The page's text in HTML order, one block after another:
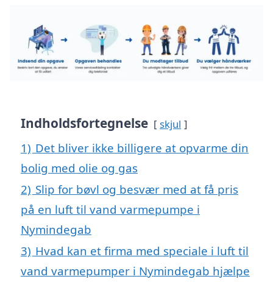
Indholdsfortegnelse skjul
1) Det bliver ikke billigere at opvarme din
bolig med olie og gas
2) Slip for bøvl og besvær med at få pris
på en luft til vand varmepumpe i
Nymindegab
3) Hvad kan et firma med speciale i luft til
vand varmepumper i Nymindegab hjælpe